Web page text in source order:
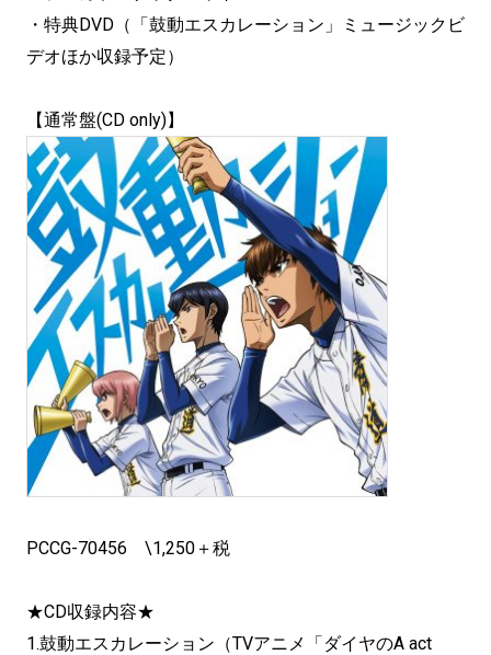
・特典DVD（「鼓動エスカレーション」ミュージックビ
デオほか収録予定）
【通常盤(CD only)】
PCCG-70456 \1,250＋税
★CD収録内容★
1.鼓動エスカレーション（TVアニメ「ダイヤのA act